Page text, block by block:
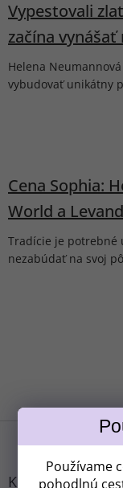
Používame
pohodlnú
Vypestovali
začína
Helena
vybudovať unikátny
Cena Sophia:
World a
Tradície je potrebné
nezabúdať na svoj
Kontakt